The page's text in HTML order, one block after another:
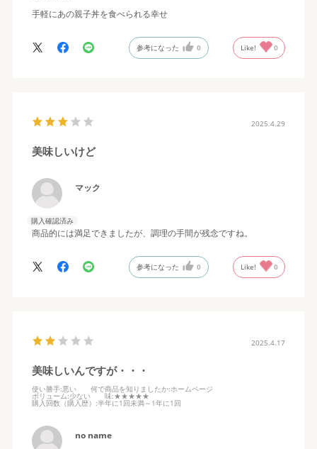
手軽にあの親子丼を食べられる幸せ
参考になった 0 Like! 0
2025.4.29
美味しいけど
マック
購入確認済み
商品的には満足できましたが、調理の手間が残念ですね。
参考になった 0 Like! 0
2025.4.17
美味しいんですが・・・
使い勝手:悪い 何で商品を知りましたか:ホームページ
ボリューム:少ない 味:★★★★★
購入回数（購入歴） :半年に1回未満～1年に1回
no name